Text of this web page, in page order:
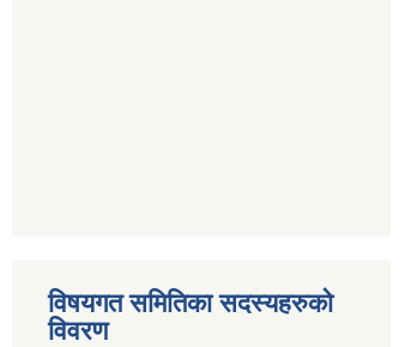
विषयगत समितिका सदस्यहरुको
विवरण